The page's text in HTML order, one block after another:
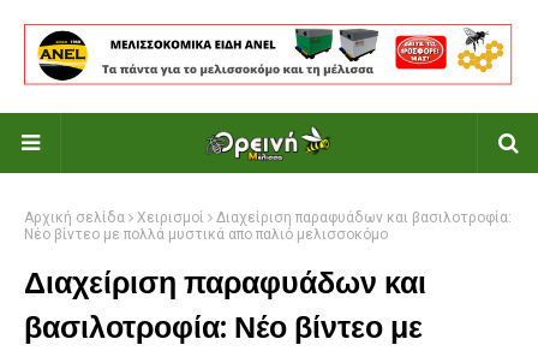
Αρχική σελίδα Χειρισμοί
Διαχείριση παραφυάδων και βασιλοτροφία:
Νέο βίντεο με πολλά μυστικά απο παλιό μελισσοκόμο
Διαχείριση παραφυάδων και
βασιλοτροφία: Νέο βίντεο με